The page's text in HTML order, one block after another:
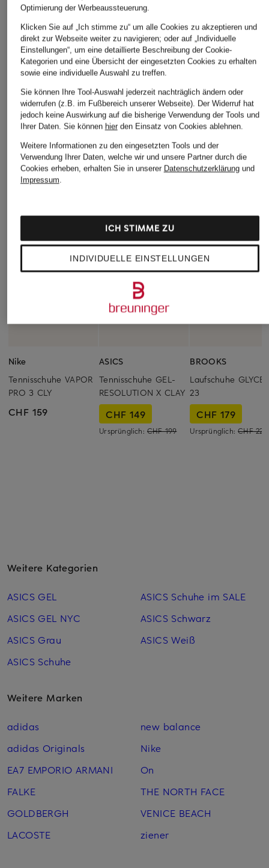
Nike
Tennisschuhe VAPOR
PRO 3 CLY
CHF 159
ASICS
Tennisschuhe GEL-
RESOLUTION X CLAY
CHF 149
Ursprünglich: CHF 199
BROOKS
Laufschuhe
23
CHF 179
Ursprünglich:CHF 229
Weitere Kategorien
ASICS GEL
ASICS GEL NYC
ASICS Grau
ASICS Schuhe
ASICS Schuhe im SALE
ASICS Schwarz
ASICS Weiß
Weitere Marken
adidas
adidas Originals
EA7 EMPORIO ARMANI
FALKE
GOLDBERGH
LACOSTE
new balance
Nike
On
THE NORTH FACE
VENICE BEACH
ziener
Optimierung der Werbeaussteuerung.
Klicken Sie auf „Ich stimme zu“ um alle Cookies zu akzeptieren und
direkt zur Webseite weiter zu navigieren; oder auf „Individuelle
Einstellungen“, um eine detaillierte Beschreibung der Cookie-
Kategorien und eine Übersicht der eingesetzten Cookies zu erhalten
sowie eine individuelle Auswahl zu treffen.
Sie können Ihre Tool-Auswahl jederzeit nachträglich ändern oder
widerrufen (z.B. im Fußbereich unserer Webseite). Der Widerruf hat
jedoch keine Auswirkung auf die bisherige Verwendung der Tools und
Ihrer Daten. Sie können hierden Einsatz von Cookies ablehnen.
Weitere Informationen zu den eingesetzten Tools und der
Verwendung Ihrer Daten, welche wir und unsere Partner durch die
Cookies erheben, erhalten Sie in unserer Datenschutzerklärungund
Impressum.
INDIVIDUELLE EINSTELLUNGEN
ICH STIMME ZU